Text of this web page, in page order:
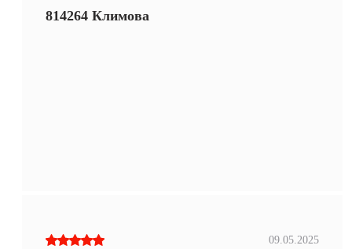
814264 Климова
09.05.2025